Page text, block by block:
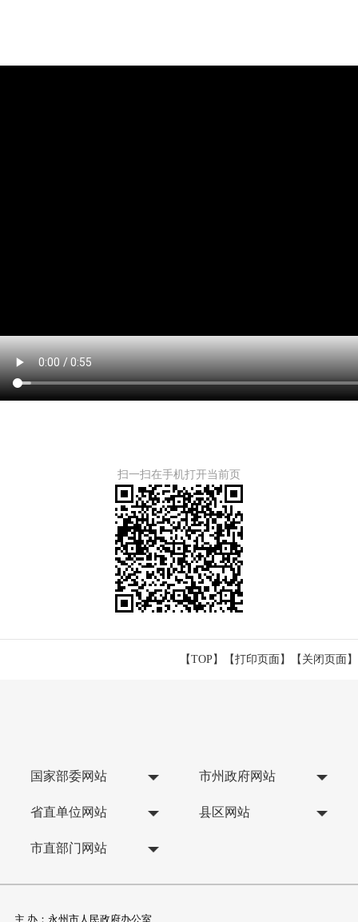
扫一扫在手机打开当前页
【TOP】 【打印页面】【 关闭页面】
国家部委网站 市州政府网站
省直单位网站 县区网站
市直部门网站
主 办：永州市人民政府办公室